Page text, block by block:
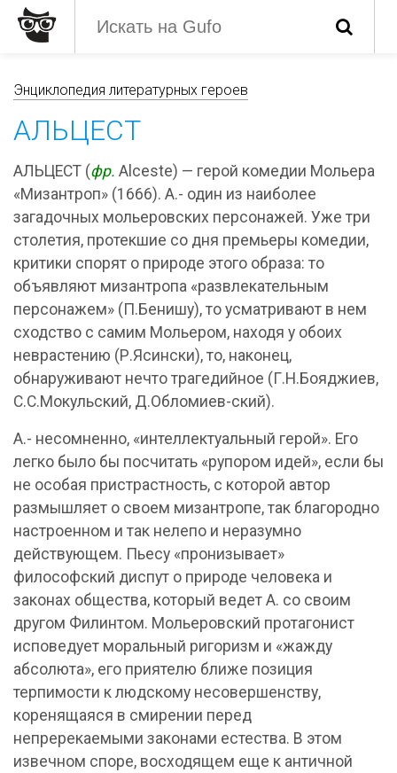
Энциклопедия литературных героев
АЛЬЦЕСТ
АЛЬЦЕСТ (фр. Alceste) — герой комедии Мольера
«Мизантроп» (1666). А.- один из наиболее
загадочных мольеровских персонажей. Уже три
столетия, протекшие со дня премьеры комедии,
критики спорят о природе этого образа: то
объявляют мизантропа «развлекательным
персонажем» (П.Бенишу), то усматривают в нем
сходство с самим Мольером, находя у обоих
неврастению (Р.Ясински), то, наконец,
обнаруживают нечто трагедийное (Г.Н.Бояджиев,
С.С.Мокульский, Д.Обломиев-ский).
А.- несомненно, «интеллектуальный герой». Его
легко было бы посчитать «рупором идей», если бы
не особая пристрастность, с которой автор
размышляет о своем мизантропе, так благородно
настроенном и так нелепо и неразумно
действующем. Пьесу «пронизывает»
философский диспут о природе человека и
законах общества, который ведет А. со своим
другом Филинтом. Мольеровский протагонист
исповедует моральный ригоризм и «жажду
абсолюта», его приятелю ближе позиция
терпимости к людскому несовершенству,
коренящаяся в смирении перед
непререкаемыми законами естества. В этом
извечном споре, восходящем еще к античной